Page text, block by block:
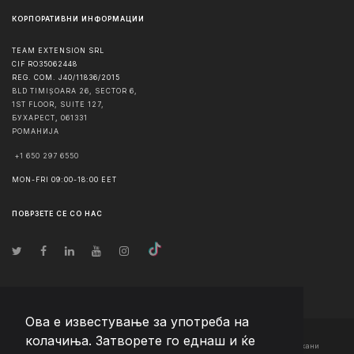
Ова е известување за употреба на
колачиња. Затворете го еднаш и ќе
КОРПОРАТИВНИ ИНФОРМАЦИИ
TEAM EXTENSION SRL
CIF RO35062448
REG. COM. J40/11836/2015
BLD TIMIȘOARA 26, SECTOR 6,
1ST FLOOR, SUITE 127,
БУХАРЕСТ
061331
РОМАНИЈА
+1 650 297 6550
MON-FRI 09:00-18:00 EET
ПОВРЗЕТЕ СЕ СО НАС
© Авторско право2026 Team Extension Macedonia - Сите права задржани